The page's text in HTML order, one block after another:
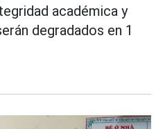
académica y
degradados en 1